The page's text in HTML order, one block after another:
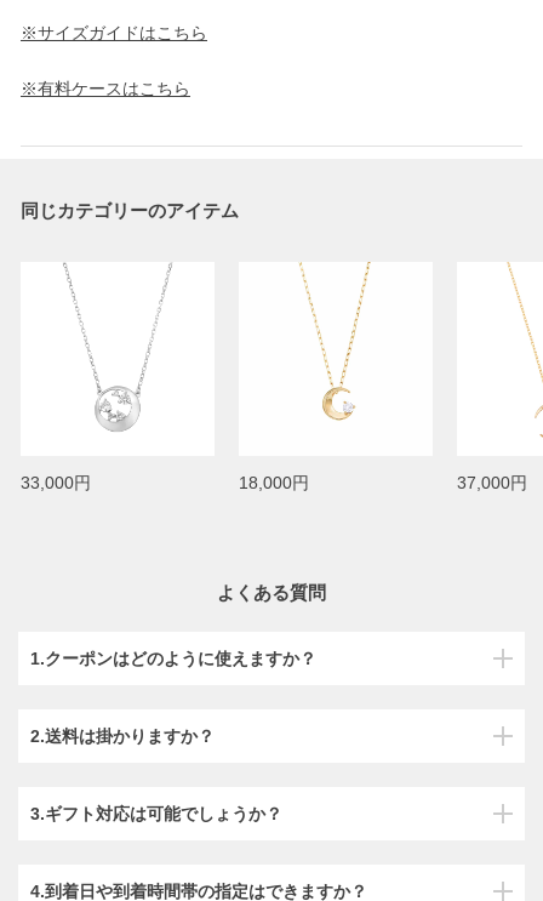
※サイズガイドはこちら
※有料ケースはこちら
同じカテゴリーのアイテム
33,000円 18,000円 37,000円
よくある質問
1.クーポンはどのように使えますか？
2.送料は掛かりますか？
3.ギフト対応は可能でしょうか？
4.到着日や到着時間帯の指定はできますか？